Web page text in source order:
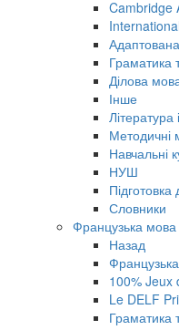
Cambridge
Граматика
Ділова
Інше
Методичні
Навчальні
НУШ
Підготовка
Словники
Французька мова
Назад
100% Jeux
Le DELF
Граматика